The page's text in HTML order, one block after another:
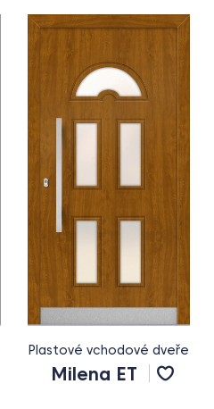
Plastové vchodové dveře
Milena ET